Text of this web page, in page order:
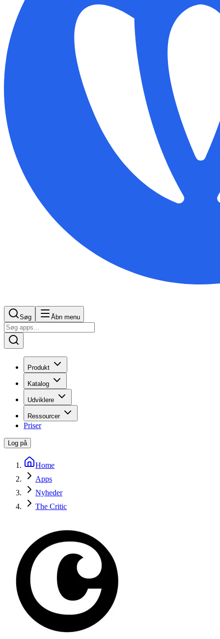
Søg Åbn menu
Produkt
Katalog
Udviklere
Ressourcer
Priser
Log på
Home
Apps
Nyheder
The Critic